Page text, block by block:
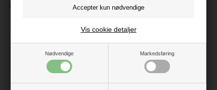
Nødvendige Markedsføring
Vis cookie detaljer
Løve
159 kr.
Sort